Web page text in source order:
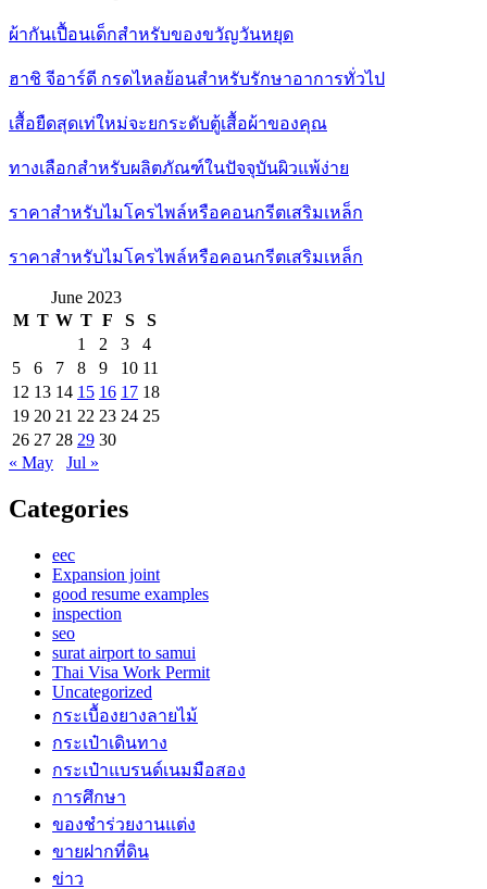
ผ้ากันเปื้อนเด็กสำหรับของขวัญวันหยุด
ฮาชิ จีอาร์ดี กรดไหลย้อนสำหรับรักษาอาการทั่วไป
เสื้อยืดสุดเท่ใหม่จะยกระดับตู้เสื้อผ้าของคุณ
ทางเลือกสำหรับผลิตภัณฑ์ในปัจจุบันผิวแพ้ง่าย
ราคาสำหรับไมโครไพล์หรือคอนกรีตเสริมเหล็ก
ราคาสำหรับไมโครไพล์หรือคอนกรีตเสริมเหล็ก
June 2023
M T W T F S
S
1
2 3
4
5
6 7 8 9 10 11
12 13 14 15 16 17 18
19 20 21 22 23 24 25
26 27 28 29 30
« May
Jul »
Categories
eec
Expansion joint
good resume examples
inspection
seo
surat airport to samui
Thai Visa Work Permit
Uncategorized
กระเบื้องยางลายไม้
กระเป๋าเดินทาง
กระเป๋าแบรนด์เนมมือสอง
การศึกษา
ของชำร่วยงานแต่ง
ขายฝากที่ดิน
ข่าว